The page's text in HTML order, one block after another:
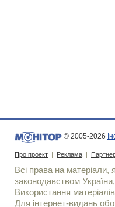
© 2005-2026
Про проект | Реклама |
Всі права на матеріали,
законодавством
Використання
Для iнтернет-видань